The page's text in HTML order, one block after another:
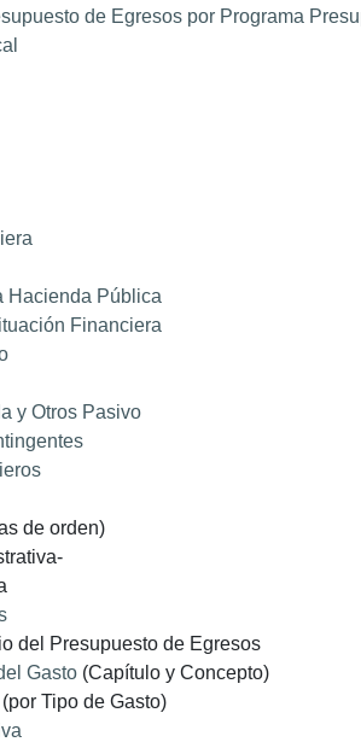
de Egresos por Programa
Hacienda Pública
Financiera
y Otros Pasivo
de orden)
del Presupuesto de Egresos
Gasto(Capítulo y Concepto)
(por Tipo de Gasto)